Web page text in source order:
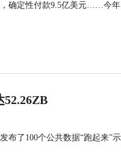
确定性付款9.5亿美元……今年
52.26ZB
布了100个公共数据“跑起来”